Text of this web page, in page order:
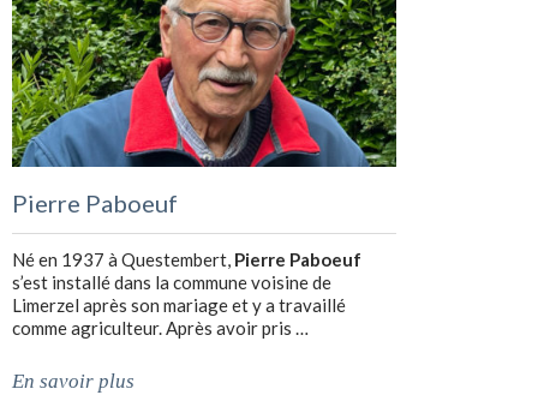
Pierre Paboeuf
Né en 1937 à Questembert, Pierre Paboeuf
s’est installé dans la commune voisine de
Limerzel après son mariage et y a travaillé
comme agriculteur. Après avoir pris …
En savoir plus